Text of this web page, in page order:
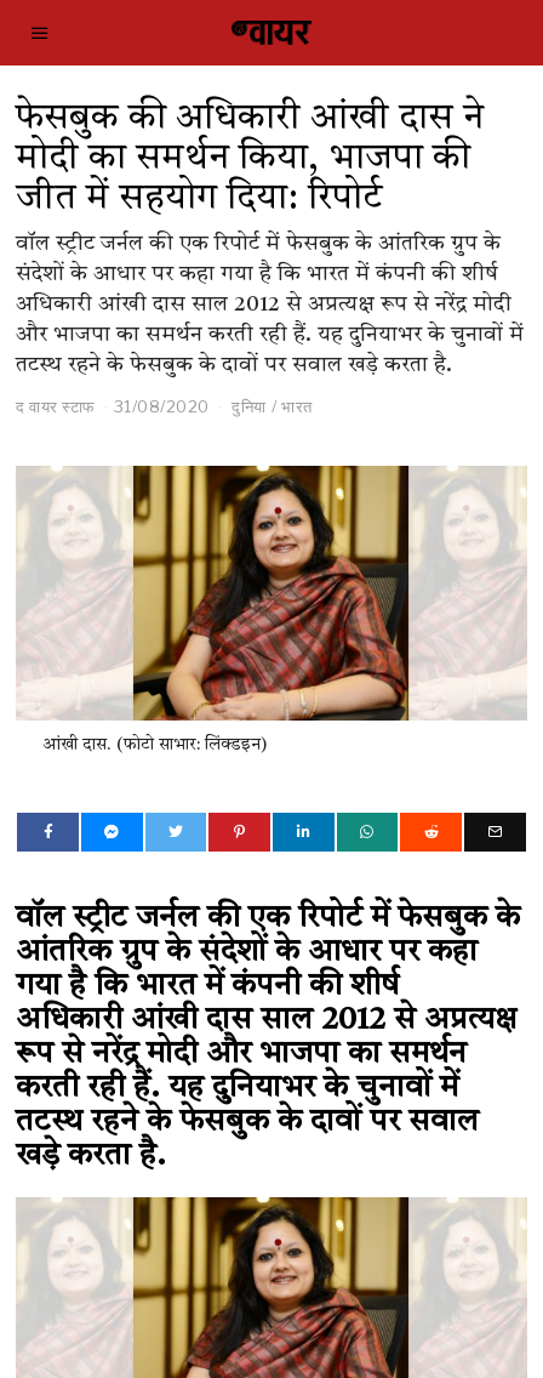
फेसबुक की अधिकारी आंखी दास ने
मोदी का समर्थन किया, भाजपा की
जीत में सहयोग दिया: रिपोर्ट
वॉल स्ट्रीट जर्नल की एक रिपोर्ट में फेसबुक के आंतरिक ग्रुप के
संदेशों के आधार पर कहा गया है कि भारत में कंपनी की शीर्ष
अधिकारी आंखी दास साल 2012 से अप्रत्यक्ष रूप से नरेंद्र मोदी
और भाजपा का समर्थन करती रही हैं. यह दुनियाभर के चुनावों में
तटस्थ रहने के फेसबुक के दावों पर सवाल खड़े करता है.
द वायर स्टाफ 31/08/2020 दुनिया / भारत
आंखी दास. (फोटो साभार: लिंक्डइन)
वॉल स्ट्रीट जर्नल की एक रिपोर्ट में फेसबुक के
आंतरिक ग्रुप के संदेशों के आधार पर कहा
गया है कि भारत में कंपनी की शीर्ष
अधिकारी आंखी दास साल 2012 से अप्रत्यक्ष
रूप से नरेंद्र मोदी और भाजपा का समर्थन
करती रही हैं. यह दुनियाभर के चुनावों में
तटस्थ रहने के फेसबुक के दावों पर सवाल
खड़े करता है.